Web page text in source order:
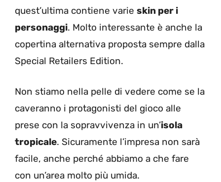
quest’ultima contiene varie skin per i
personaggi. Molto interessante è anche la
copertina alternativa proposta sempre dalla
Special Retailers Edition.
Non stiamo nella pelle di vedere come se la
caveranno i protagonisti del gioco alle
prese con la sopravvivenza in un’isola
tropicale. Sicuramente l’impresa non sarà
facile, anche perché abbiamo a che fare
con un’area molto più umida.